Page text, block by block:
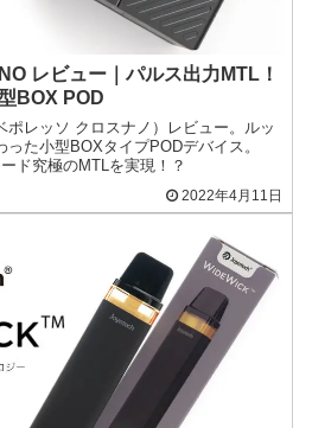
レビュー｜パルス出力MTL！
BOX POD
ポレッソ クロスナノ）レビュー。ルッ
た小型BOXタイプPODデバイス。
ド究極のMTLを実現！？
2022年4月11日